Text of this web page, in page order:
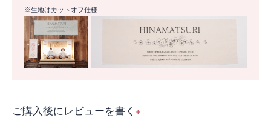
※生地はカットオフ仕様
ご購入後にレビューを書く